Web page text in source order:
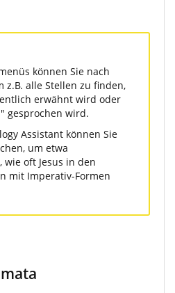
können Sie nach
z.B. alle Stellen zu finden,
erwähnt wird oder
gesprochen wird.
Assistant können Sie
um etwa
wie oft Jesus in den
mit Imperativ-Formen